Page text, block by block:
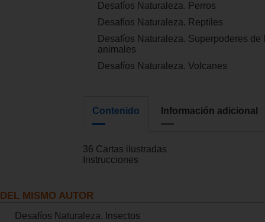
Desafíos Naturaleza. Perros
Desafíos Naturaleza. Reptiles
Desafíos Naturaleza. Superpoderes de
animales
Desafíos Naturaleza. Volcanes
Contenido Información adicional
36 Cartas ilustradas
Instrucciones
DEL MISMO AUTOR
Desafíos Naturaleza. Insectos